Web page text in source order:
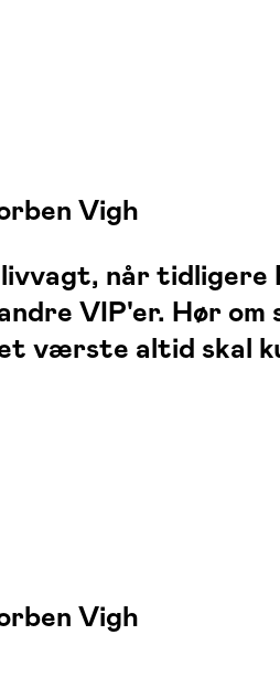
Vigh
når
VIP'er. Hør
værste altid skal
Vigh